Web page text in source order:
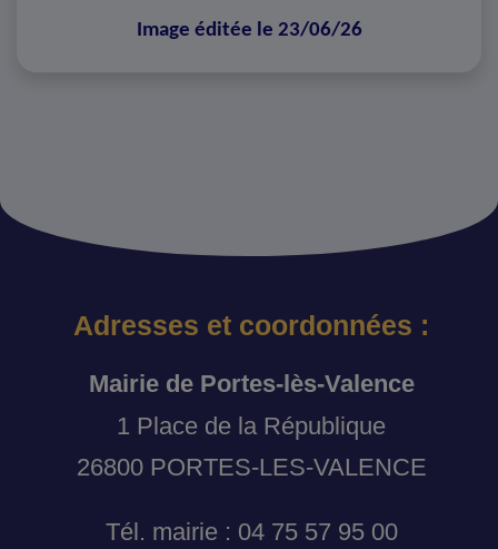
Image éditée le 23/06/26
Adresses et coordonnées :
Mairie de Portes-lès-Valence
1 Place de la République
26800 PORTES-LES-VALENCE
Tél. mairie : 04 75 57 95 00